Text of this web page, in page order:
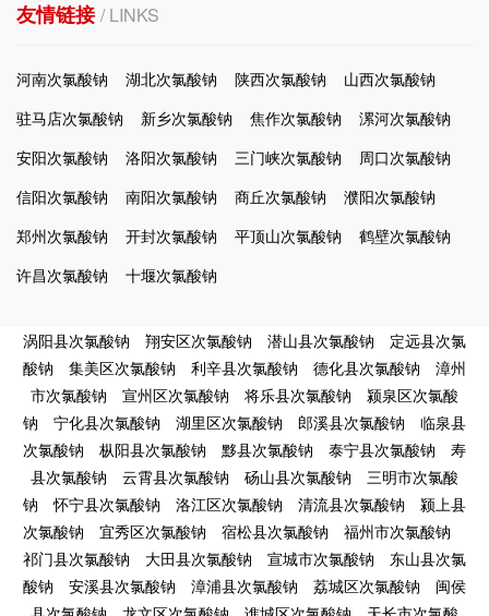
友情链接/ LINKS
河南次氯酸钠 湖北次氯酸钠 陕西次氯酸钠
山西次氯酸钠
驻马店次氯酸钠
新乡次氯酸钠 焦作次氯酸钠
漯河次氯酸钠
安阳次氯酸钠
洛阳次氯酸钠 三门峡次氯酸钠
周口次氯酸钠
信阳次氯酸钠
南阳次氯酸钠 商丘次氯酸钠
濮阳次氯酸钠
郑州次氯酸钠
开封次氯酸钠 平顶山次氯酸钠
鹤壁次氯酸钠
许昌次氯酸钠
十堰次氯酸钠
涡阳县次氯酸钠 翔安区次氯酸钠 潜山县次氯酸钠
定远县次氯
酸钠
集美区次氯酸钠 利辛县次氯酸钠 德化县次氯酸钠
漳州
市次氯酸钠
宣州区次氯酸钠 将乐县次氯酸钠
颍泉区次氯酸
钠
宁化县次氯酸钠 湖里区次氯酸钠 郎溪县次氯酸钠
临泉县
次氯酸钠
枞阳县次氯酸钠 黟县次氯酸钠 泰宁县次氯酸钠
寿
县次氯酸钠
云霄县次氯酸钠 砀山县次氯酸钠
三明市次氯酸
钠
怀宁县次氯酸钠 洛江区次氯酸钠 清流县次氯酸钠
颍上县
次氯酸钠
宜秀区次氯酸钠 宿松县次氯酸钠
福州市次氯酸钠
祁门县次氯酸钠
大田县次氯酸钠 宣城市次氯酸钠
东山县次氯
酸钠
安溪县次氯酸钠 漳浦县次氯酸钠 荔城区次氯酸钠
闽侯